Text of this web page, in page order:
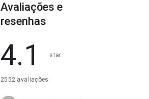
Avaliações e
resenhas
4.1 star
2552 avaliações